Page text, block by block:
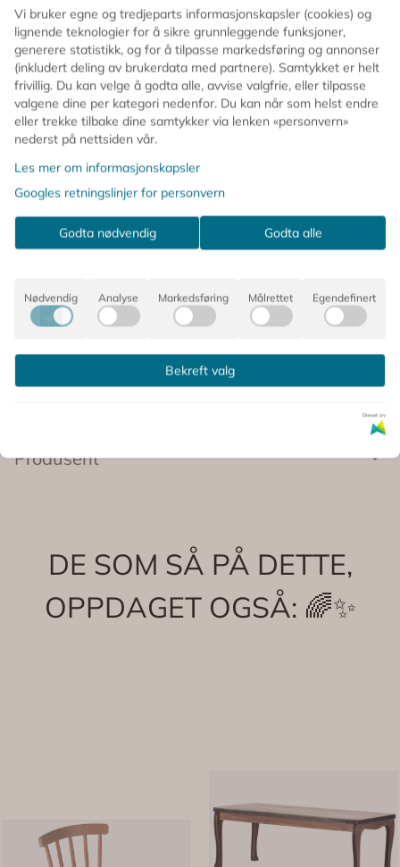
passer perfekt sammen med Maileg sine
baderomstilbehør og gjør badet i musehuset komplett
🏡
Den myke rosafargen og den klassiske formen gir en lun
og tidløs følelse som gjør hele museverdenen enda mer
magisk 🌸
🐭 Passer til Maileg-mus
🛁 Vintageinspirert badekar i metall
🌸 Nydelig rosa farge med klassiske detaljer
🏡 Perfekt til musehuset og baderommet
📏 Størrelse: H 6 cm x B 10,5 cm x D 6 cm
Kommentarer
Produsent
DE SOM SÅ PÅ DETTE,
OPPDAGET OGSÅ: 🌈✨
Vi bruker egne og tredjeparts informasjonskapsler (cookies) og
lignende teknologier for å sikre grunnleggende funksjoner,
generere statistikk, og for å tilpasse markedsføring og annonser
(inkludert deling av brukerdata med partnere). Samtykket er helt
frivillig. Du kan velge å godta alle, avvise valgfrie, eller tilpasse
valgene dine per kategori nedenfor. Du kan når som helst endre
eller trekke tilbake dine samtykker via lenken «personvern»
nederst på nettsiden vår.
Les mer om informasjonskapsler
Googles retningslinjer for personvern
Godta nødvendig Godta alle
Nødvendig Analyse Markedsføring Målrettet Egendefinert
Bekreft valg
Drevet av